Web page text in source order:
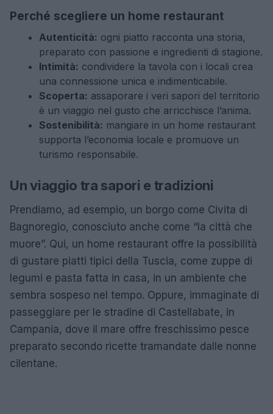
Perché scegliere un home restaurant
Autenticità: ogni piatto racconta una storia,
preparato con passione e ingredienti di stagione.
Intimità: condividere la tavola con i locali crea
una connessione unica e indimenticabile.
Scoperta: assaporare i veri sapori del territorio
è un viaggio nel gusto che arricchisce l’anima.
Sostenibilità: mangiare in un home restaurant
supporta l’economia locale e promuove un
turismo responsabile.
Un viaggio tra sapori e tradizioni
Prendiamo, ad esempio, un borgo come Civita di
Bagnoregio, conosciuto anche come “la città che
muore”. Qui, un home restaurant offre la possibilità
di gustare piatti tipici della Tuscia, come zuppe di
legumi e pasta fatta in casa, in un ambiente che
sembra sospeso nel tempo. Oppure, immaginate di
passeggiare per le stradine di Castellabate, in
Campania, dove il mare offre freschissimo pesce
preparato secondo ricette tramandate dalle nonne
cilentane.